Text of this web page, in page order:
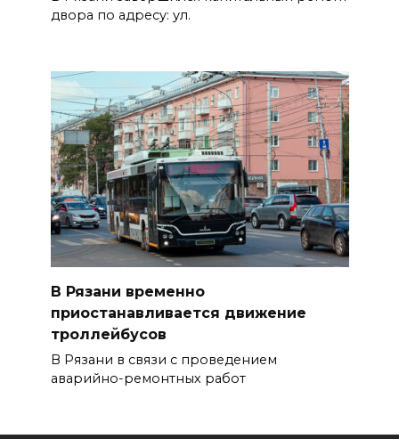
двора по адресу: ул.
В Рязани временно
приостанавливается движение
троллейбусов
В Рязани в связи с проведением
аварийно-ремонтных работ